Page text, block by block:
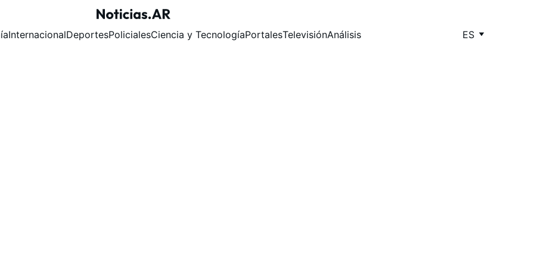
InternacionalDeportesPolicialesCiencia y TecnologíaPortalesTelevisiónAnálisis ES